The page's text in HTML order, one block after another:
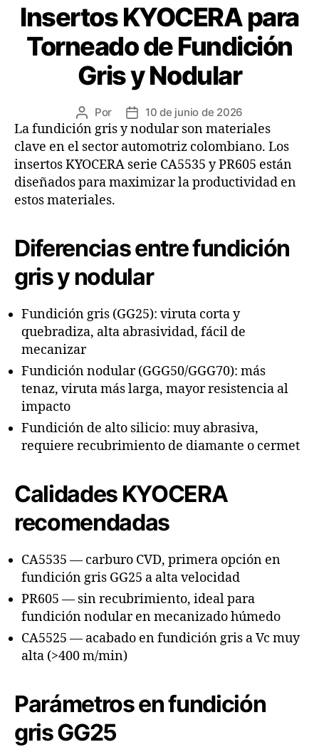
Insertos KYOCERA para
Torneado de Fundición
Gris y Nodular
Por 10 de junio de 2026
La fundición gris y nodular son materiales
clave en el sector automotriz colombiano. Los
insertos KYOCERA serie CA5535 y PR605 están
diseñados para maximizar la productividad en
estos materiales.
Diferencias entre fundición
gris y nodular
Fundición gris (GG25): viruta corta y
quebradiza, alta abrasividad, fácil de
mecanizar
Fundición nodular (GGG50/GGG70): más
tenaz, viruta más larga, mayor resistencia al
impacto
Fundición de alto silicio: muy abrasiva,
requiere recubrimiento de diamante o cermet
Calidades KYOCERA
recomendadas
CA5535 — carburo CVD, primera opción en
fundición gris GG25 a alta velocidad
PR605 — sin recubrimiento, ideal para
fundición nodular en mecanizado húmedo
CA5525 — acabado en fundición gris a Vc muy
alta (>400 m/min)
Parámetros en fundición
gris GG25